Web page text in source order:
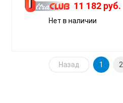
11 182 руб.
Нет в наличии
Назад 1 2